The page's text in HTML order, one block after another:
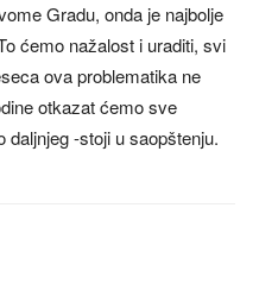
Gradu, onda je najbolje
ćemo nažalost i uraditi, svi
ova problematika ne
otkazat ćemo sve
-stoji u saopštenju.